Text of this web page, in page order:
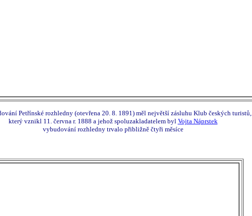
Petřínské rozhledny (otevřena 20. 8. 1891) měl největší zásluhu Klub českých turistů,
který vznikl 11. června r. 1888 a jehož spoluzakladatelem byl Vojta Náprstek
vybudování rozhledny trvalo přibližně čtyři měsíce